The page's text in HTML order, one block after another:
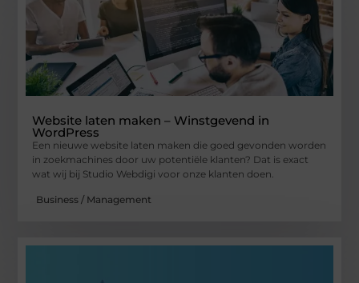
Website laten maken – Winstgevend in
WordPress
Een nieuwe website laten maken die goed gevonden worden
in zoekmachines door uw potentiële klanten? Dat is exact
wat wij bij Studio Webdigi voor onze klanten doen.
Business / Management